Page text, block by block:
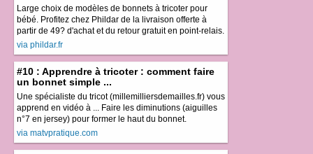
Large choix de modèles de bonnets à tricoter pour
bébé. Profitez chez Phildar de la livraison offerte à
partir de 49? d'achat et du retour gratuit en point-relais.
via phildar.fr
#10 : Apprendre à tricoter : comment faire
un bonnet simple ...
Une spécialiste du tricot (millemilliersdemailles.fr) vous
apprend en vidéo à ... Faire les diminutions (aiguilles
n°7 en jersey) pour former le haut du bonnet.
via matvpratique.com